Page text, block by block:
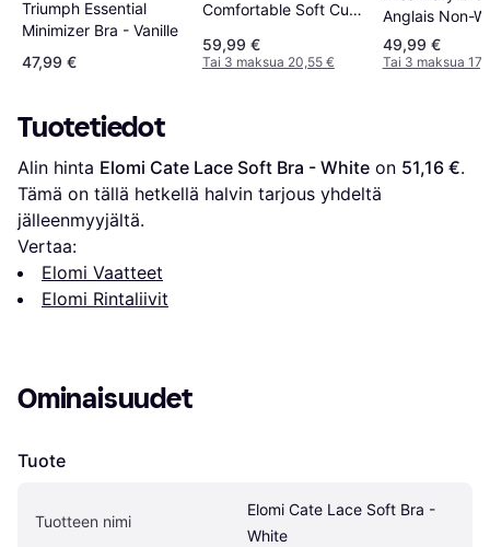
Triumph Essential
Minimizer Bra - Vanille
47,99 €
Comfortable Soft Cup
59,99 €
Tai 3 maksua 20,55 €
Anglais Non-
- Dusty Pink
49,99 €
Tai 3 maksua
Tuotetiedot
Alin hinta Elomi Cate Lace Soft Bra - White on 51,16 €.
Tämä on tällä hetkellä halvin tarjous yhdeltä
jälleenmyyjältä.
Vertaa:
Elomi Vaatteet
Elomi Rintaliivit
Ominaisuudet
Tuote
Tuotteen nimi
Elomi Cate Lace Soft Bra -
White